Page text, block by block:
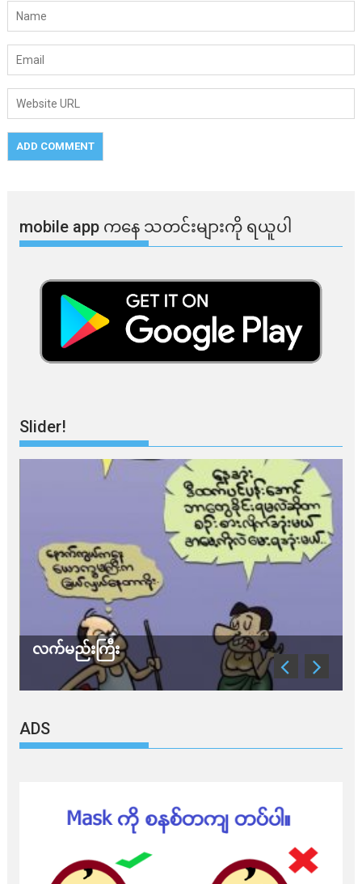
mobile app ​​ကနေ ​​သတင်းများကို ရယူပါ
Slider!
လက်မည်းကြီး
ADS